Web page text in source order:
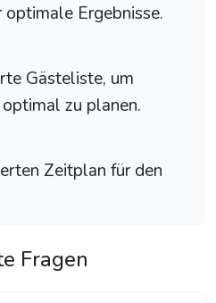
Ergebnisse.
Gästeliste, um
zu planen.
Zeitplan für den
Fragen